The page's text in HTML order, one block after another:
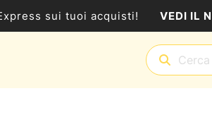
sui tuoi acquisti! VEDI IL